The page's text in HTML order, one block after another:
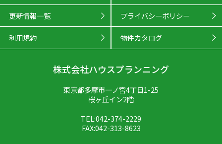
更新情報一覧 プライバシーポリシー
利用規約 物件カタログ
株式会社ハウスプランニング
東京都多摩市一ノ宮4丁目1-25
桜ヶ丘イン2階
TEL:042-374-2229
FAX:042-313-8623